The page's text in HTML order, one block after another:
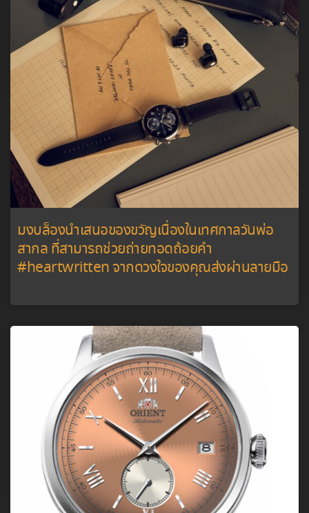
มงบล็องนำเสนอของขวัญเนื่องในเทศกาลวันพ่อ
สากล ที่สามารถช่วยถ่ายทอดถ้อยคำ
#heartwritten จากดวงใจของคุณส่งผ่านลายมือ